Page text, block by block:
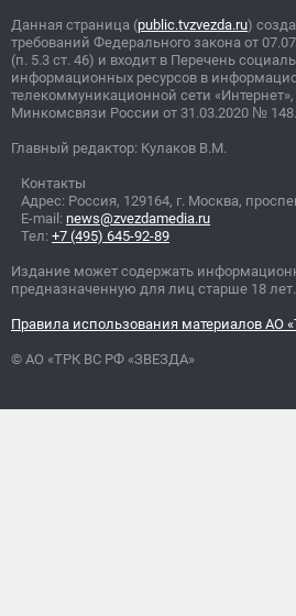
Данная страница (public.tvzvezda.ru)
требований Федерального закона от
(п. 5.3 ст. 46) и входит в Перечень
информационных ресурсов в
телекоммуникационной сети
Минкомсвязи России от 31.03.2020 № 148.
Главный редактор: Кулаков В.М.
Контакты
Адрес: Россия, 129164, г. Москва,
E-mail: news@zvezdamedia.ru
Тел: +7 (495) 645-92-89
Издание может содержать
предназначенную для лиц старше 18 лет.
Правила использования материалов АО
© АО «ТРК ВС РФ «ЗВЕЗДА»